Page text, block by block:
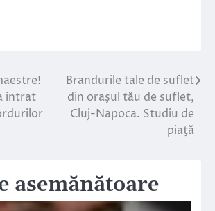
intrat
Brandurile tale de suflet
din oraşul tău de suflet,
Cluj-Napoca. Studiu de
piaţă
asemănătoare